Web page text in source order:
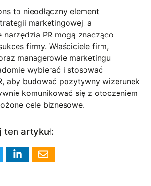
to nieodłączny element
marketingowej, a
narzędzia PR mogą znacząco
firmy. Właściciele firm,
managerowie marketingu
wybierać i stosować
aby budować pozytywny wizerunek
komunikować się z otoczeniem
cele biznesowe.
ten artykuł: